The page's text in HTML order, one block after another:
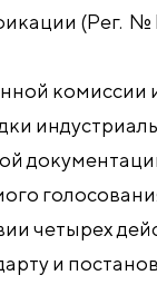
(Рег.
комиссии
четырех
и